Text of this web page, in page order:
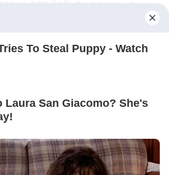
Единственной
бабушкиной – точнее,
квартире уборку.
зазвонили. На пороге
баба Ира и какие-то двое
родственников!